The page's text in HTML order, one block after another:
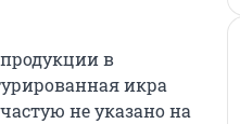
в
икра
не указано на